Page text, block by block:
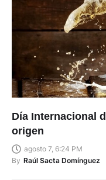
Día Internacional
origen
agosto 7, 6:24 PM
By Raúl Sacta Domínguez